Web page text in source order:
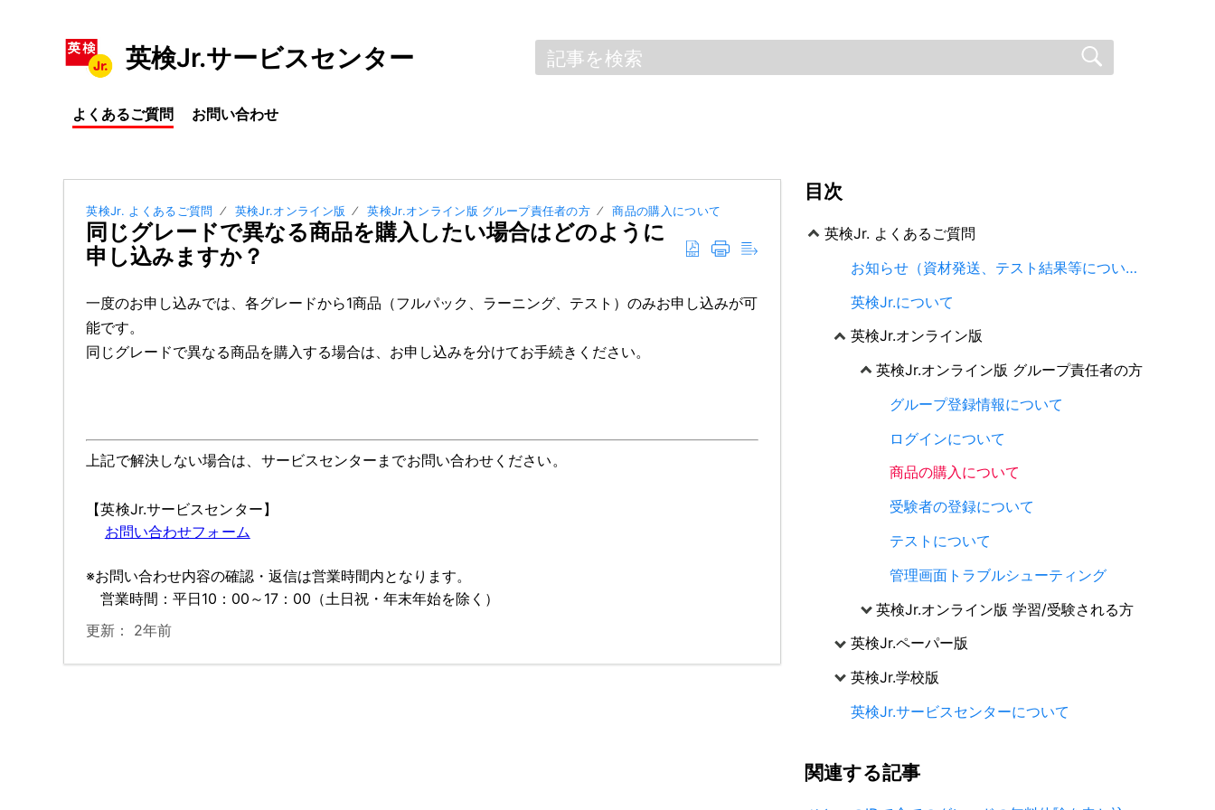
英検Jr.サービスセンター
よくあるご質問 お問い合わせ
英検Jr. よくあるご質問 英検Jr.オンライン版 英検Jr.オンライン版 グループ責任者の方 商品の購入について
同じグレードで異なる商品を購入したい場合はどのように
申し込みますか？
一度のお申し込みでは、各グレードから1商品（フルパック、ラーニング、テスト）のみお申し込みが可
能です。
同じグレードで異なる商品を購入する場合は、お申し込みを分けてお手続きください。
上記で解決しない場合は、サービスセンターまでお問い合わせください。
【英検Jr.サービスセンター】
お問い合わせフォーム
※お問い合わせ内容の確認・返信は営業時間内となります。
営業時間：平日10：00～17：00（土日祝・年末年始を除く）
更新：
2年前
目次
英検Jr. よくあるご質問
お知らせ（資材発送、テスト結果等について）
英検Jr.について
英検Jr.オンライン版
英検Jr.オンライン版 グループ責任者の方
グループ登録情報について
ログインについて
商品の購入について
受験者の登録について
テストについて
管理画面トラブルシューティング
英検Jr.オンライン版 学習/受験される方
英検Jr.ペーパー版
英検Jr.学校版
英検Jr.サービスセンターについて
関連する記事